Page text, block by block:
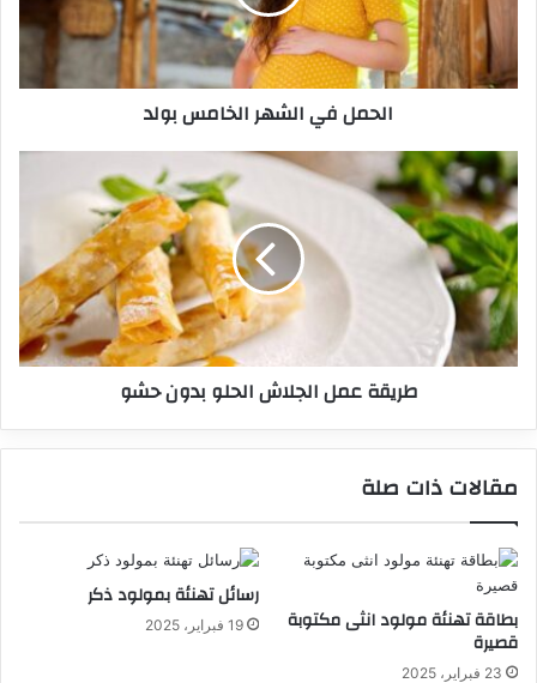
الحمل في الشهر الخامس بولد
طريقة عمل الجلاش الحلو بدون حشو
مقالات ذات صلة
بطاقة تهنئة مولود انثى مكتوبة
قصيرة
23 فبراير، 2025
رسائل تهنئة بمولود ذكر
19 فبراير، 2025